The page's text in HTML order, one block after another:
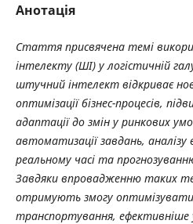
Анотація
Стаття присвячена темі
інтелекту (ШІ) у логістичній
штучний інтелект відкриває
оптимізації бізнес-процесів,
адаптації до змін у ринкових
автоматизації завдань, аналізу
реальному часі та
Завдяки впровадженню таких
отримують змогу
транспортування, ефективніше